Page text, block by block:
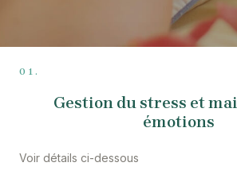
01.
Gestion du stress et
émotions
Voir détails ci-dessous